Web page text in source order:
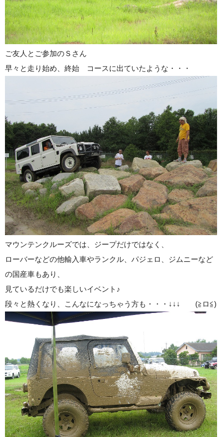
ご友人とご参加のＳさん
早々と走り始め、終始 コースに出ていたような・・・
マウンテンクルーズでは、ジープだけではなく、
ローバーなどの他輸入車やランクル、パジェロ、ジムニーなど
の国産車もあり、
見ているだけでも楽しいイベント♪
段々と熱くなり、こんなになっちゃう方も・・・↓↓↓ (≧ロ≦)